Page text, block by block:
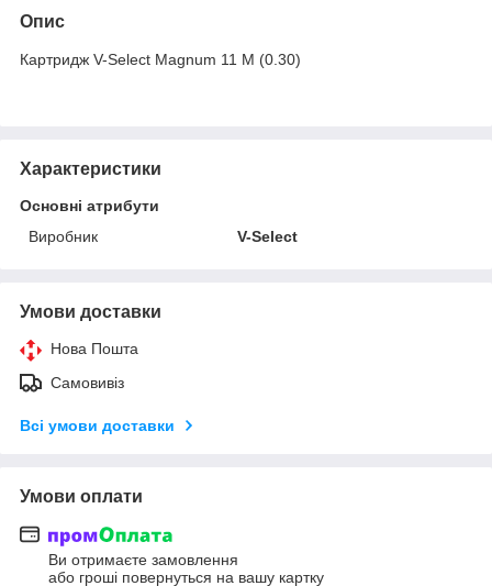
Опис
Картридж V-Select Magnum 11 M (0.30)
Характеристики
Основні атрибути
Виробник
V-Select
Умови доставки
Нова Пошта
Самовивіз
Всі умови доставки
Умови оплати
Ви отримаєте замовлення
або гроші повернуться на вашу картку